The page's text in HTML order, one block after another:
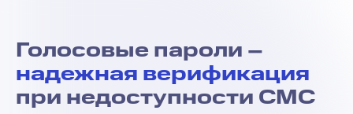
Голосовые пароли –
надежная верификация
при недоступности СМС